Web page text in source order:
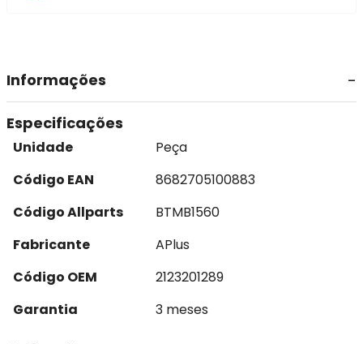
Informações
Especificações
Unidade
Peça
Código EAN
8682705100883
Código Allparts
BTMB1560
Fabricante
APlus
Código OEM
2123201289
Garantia
3 meses